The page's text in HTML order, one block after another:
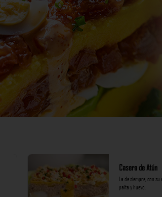
Casera de Atún
La de siempre, con
palta y huevo.